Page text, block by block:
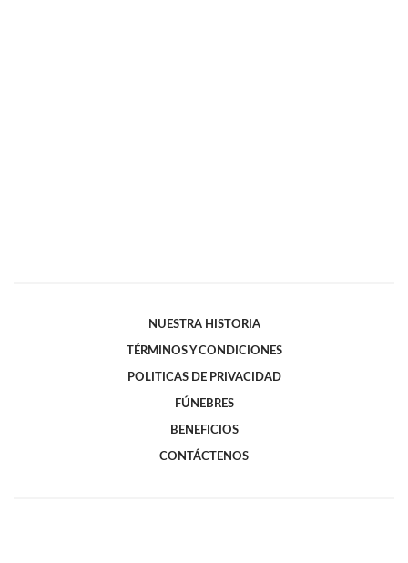
NUESTRA HISTORIA
TÉRMINOS Y CONDICIONES
POLITICAS DE PRIVACIDAD
FÚNEBRES
BENEFICIOS
CONTÁCTENOS